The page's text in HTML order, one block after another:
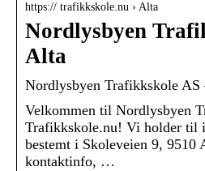
https:// trafikkskole.nu › Alta
Nordlysbyen
Alta
Nordlysbyen Trafikkskole
Velkommen til Nordlysbyen
Trafikkskole.nu! Vi holder til
bestemt i Skoleveien 9, 9510
kontaktinfo, …